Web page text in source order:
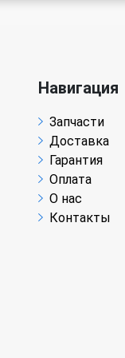
Навигация
Запчасти
Доставка
Гарантия
Оплата
О нас
Контакты